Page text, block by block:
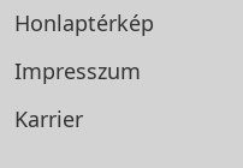
Honlaptérkép
Impresszum
Karrier